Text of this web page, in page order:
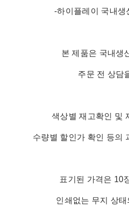
-하이플레이 국내생
본 제품은 국내생
주문 전 상담
색상별 재고확인 및
수량별 할인가 확인 등의
표기된 가격은 10
인쇄없는 무지 상